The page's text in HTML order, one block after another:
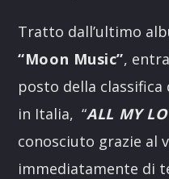
Tratto dall’ultimo
“Moon Music”,
posto della
in Italia, “ALL MY
conosciuto grazie al
immediatamente di